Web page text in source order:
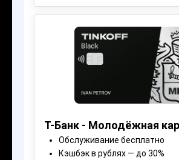
После одобрения карты и вашего согласия,
мы готовим все документы, и после вы можете
забрать деньги в офисе или брокер доставит
её вам домой абсолютно бесплатно.
карт, необходимые документы зависят от вида
кредитной карты и банка. Получая от вас заявку,
мы направляем её нашим партнерам, банкам и
МКК, и выбираем для вас лучшие условия.
Моментальные ответы от банков
и микрофинансовых организаций! Вам
не обязательно посещать отделение и тратить
время на ожидание. Просто оставьте заявку!